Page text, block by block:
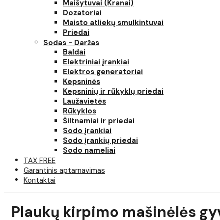
Maišytuvai (Kranai)
Dozatoriai
Maisto atliekų smulkintuvai
Priedai
Sodas - Daržas
Baldai
Elektriniai įrankiai
Elektros generatoriai
Kepsninės
Kepsninių ir rūkyklų priedai
Laužavietės
Rūkyklos
Šiltnamiai ir priedai
Sodo įrankiai
Sodo įrankių priedai
Sodo nameliai
TAX FREE
Garantinis aptarnavimas
Kontaktai
Plaukų kirpimo mašinėlės